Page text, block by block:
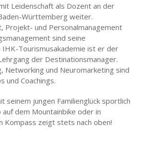
Leidenschaft als Dozent an der
Württemberg weiter.
Projekt- und Personalmanagement
sind seine
IHK-Tourismusakademie ist er der
der Destinationsmanager.
Networking und Neuromarketing sind
und Coachings.
seinem jungen Familienglück sportlich
auf dem Mountainbike oder in
Kompass zeigt stets nach oben!